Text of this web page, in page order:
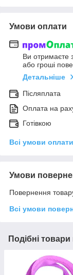
Умови оплати
Ви отримаєте
або гроші
Детальніше
Післяплата
Оплата на
Готівкою
Всі умови оплати
Умови
Повернення
Всі умови
Подібні товари